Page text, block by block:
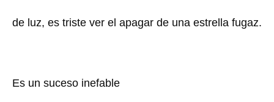
de luz, es triste ver el apagar de una estrella fugaz.
Es un suceso inefable